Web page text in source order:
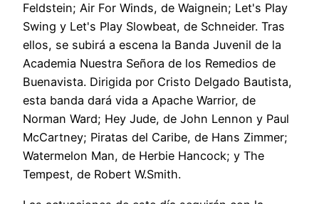
Feldstein; Air For Winds, de Waignein; Let's Play
Swing y Let's Play Slowbeat, de Schneider. Tras
ellos, se subirá a escena la Banda Juvenil de la
Academia Nuestra Señora de los Remedios de
Buenavista. Dirigida por Cristo Delgado Bautista,
esta banda dará vida a Apache Warrior, de
Norman Ward; Hey Jude, de John Lennon y Paul
McCartney; Piratas del Caribe, de Hans Zimmer;
Watermelon Man, de Herbie Hancock; y The
Tempest, de Robert W.Smith.